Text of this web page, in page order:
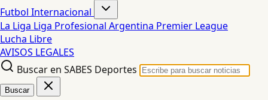
Futbol Internacional
La Liga Liga Profesional Argentina Premier League
Lucha Libre
AVISOS LEGALES
Buscar en SABES Deportes
Buscar